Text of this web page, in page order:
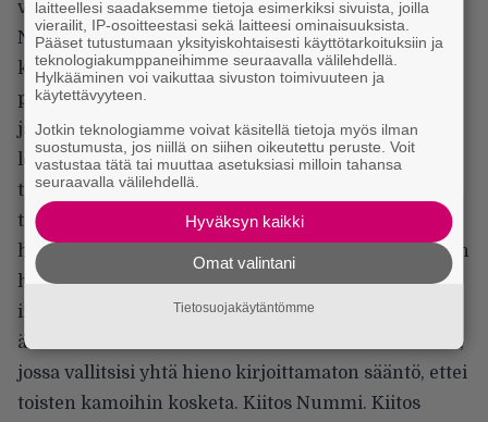
vuotta.
Nummirock on myös ainoa paikka, jossa voi lähteä
katsomaan keskellä yötä alkavaa keikkaa mutta
päätyä bändin seuraamisen sijaan vaatteet päällä
järveen uimaan. Kun tämän toimituksen ajaksi
leirintään unohtunut puolitäysi virvokepullo on
täysin koskemattomana samalla paikalla takaisin
tullessa, ovat päällimmäiset tunteet kiitollisuus ja
hämmennys. Sen jälkeen en olisi ollut enää lainkaan
huolissani vaikka olisin jättänyt kaiken maallisen
irtaimeni telttaan loppureissun ajaksi. En
äkkiseltään keksi kovinkaan montaa muuta mestaa,
jossa vallitsisi yhtä hieno kirjoittamaton sääntö, ettei
toisten kamoihin kosketa. Kiitos Nummi. Kiitos
laitteellesi saadaksemme tietoja esimerkiksi sivuista, joilla
vierailit, IP-osoitteestasi sekä laitteesi ominaisuuksista.
Pääset tutustumaan yksityiskohtaisesti käyttötarkoituksiin ja
teknologiakumppaneihimme seuraavalla välilehdellä.
Hylkääminen voi vaikuttaa sivuston toimivuuteen ja
käytettävyyteen.
Jotkin teknologiamme voivat käsitellä tietoja myös ilman
suostumusta, jos niillä on siihen oikeutettu peruste. Voit
vastustaa tätä tai muuttaa asetuksiasi milloin tahansa
seuraavalla välilehdellä.
Hyväksyn kaikki
Omat valintani
Tietosuojakäytäntömme